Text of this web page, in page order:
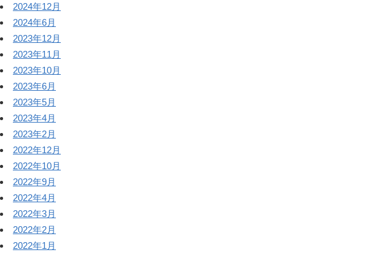
2024年12月
2024年6月
2023年12月
2023年11月
2023年10月
2023年6月
2023年5月
2023年4月
2023年2月
2022年12月
2022年10月
2022年9月
2022年4月
2022年3月
2022年2月
2022年1月